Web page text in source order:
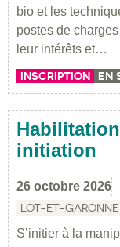
bio et les
postes de
leur intérêts et…
INSCRIPTION EN
initiation
26 octobre 2026
LOT-ET-GARONNE
S’initier à la